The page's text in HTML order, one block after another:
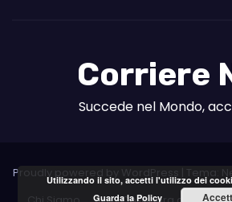
Corriere
Succede nel Mondo,
Proudly powered by WordPress Tema:
Utilizzando il sito, accetti l'utilizzo dei
Guarda la Policy